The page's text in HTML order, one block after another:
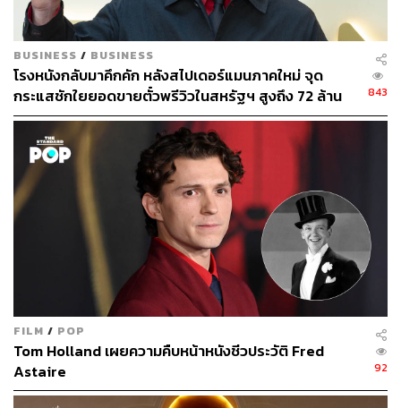
BUSINESS / BUSINESS
โรงหนังกลับมาคึกคัก หลังสไปเดอร์แมนภาคใหม่ จุด
กระแสชักใยยอดขายตั๋วพรีวิวในสหรัฐฯ สูงถึง 72 ล้าน
ดอลลาร์
843
FILM / POP
Tom Holland เผยความคืบหน้าหนังชีวประวัติ Fred
Astaire
92